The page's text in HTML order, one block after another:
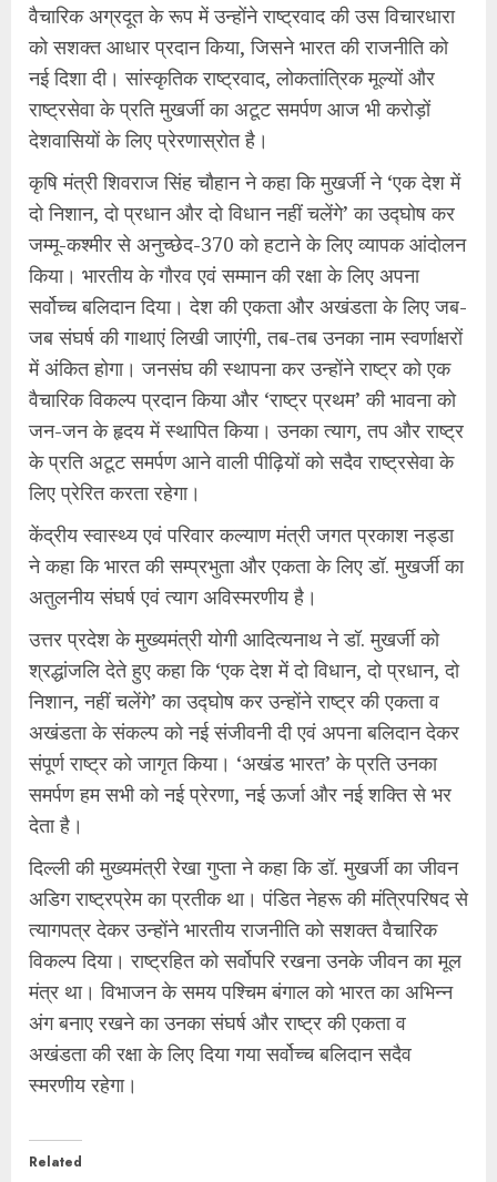
वैचारिक अग्रदूत के रूप में उन्होंने राष्ट्रवाद की उस विचारधारा
को सशक्त आधार प्रदान किया, जिसने भारत की राजनीति को
नई दिशा दी। सांस्कृतिक राष्ट्रवाद, लोकतांत्रिक मूल्यों और
राष्ट्रसेवा के प्रति मुखर्जी का अटूट समर्पण आज भी करोड़ों
देशवासियों के लिए प्रेरणास्रोत है।
कृषि मंत्री शिवराज सिंह चौहान ने कहा कि मुखर्जी ने ‘एक देश में
दो निशान, दो प्रधान और दो विधान नहीं चलेंगे’ का उद्घोष कर
जम्मू-कश्मीर से अनुच्छेद-370 को हटाने के लिए व्यापक आंदोलन
किया। भारतीय के गौरव एवं सम्मान की रक्षा के लिए अपना
सर्वोच्च बलिदान दिया। देश की एकता और अखंडता के लिए जब-
जब संघर्ष की गाथाएं लिखी जाएंगी, तब-तब उनका नाम स्वर्णाक्षरों
में अंकित होगा। जनसंघ की स्थापना कर उन्होंने राष्ट्र को एक
वैचारिक विकल्प प्रदान किया और ‘राष्ट्र प्रथम’ की भावना को
जन-जन के हृदय में स्थापित किया। उनका त्याग, तप और राष्ट्र
के प्रति अटूट समर्पण आने वाली पीढ़ियों को सदैव राष्ट्रसेवा के
लिए प्रेरित करता रहेगा।
केंद्रीय स्वास्थ्य एवं परिवार कल्याण मंत्री जगत प्रकाश नड्डा
ने कहा कि भारत की सम्प्रभुता और एकता के लिए डॉ. मुखर्जी का
अतुलनीय संघर्ष एवं त्याग अविस्मरणीय है।
उत्तर प्रदेश के मुख्यमंत्री योगी आदित्यनाथ ने डॉ. मुखर्जी को
श्रद्धांजलि देते हुए कहा कि ‘एक देश में दो विधान, दो प्रधान, दो
निशान, नहीं चलेंगे’ का उद्घोष कर उन्होंने राष्ट्र की एकता व
अखंडता के संकल्प को नई संजीवनी दी एवं अपना बलिदान देकर
संपूर्ण राष्ट्र को जागृत किया। ‘अखंड भारत’ के प्रति उनका
समर्पण हम सभी को नई प्रेरणा, नई ऊर्जा और नई शक्ति से भर
देता है।
दिल्ली की मुख्यमंत्री रेखा गुप्ता ने कहा कि डॉ. मुखर्जी का जीवन
अडिग राष्ट्रप्रेम का प्रतीक था। पंडित नेहरू की मंत्रिपरिषद से
त्यागपत्र देकर उन्होंने भारतीय राजनीति को सशक्त वैचारिक
विकल्प दिया। राष्ट्रहित को सर्वोपरि रखना उनके जीवन का मूल
मंत्र था। विभाजन के समय पश्चिम बंगाल को भारत का अभिन्न
अंग बनाए रखने का उनका संघर्ष और राष्ट्र की एकता व
अखंडता की रक्षा के लिए दिया गया सर्वोच्च बलिदान सदैव
स्मरणीय रहेगा।
Related